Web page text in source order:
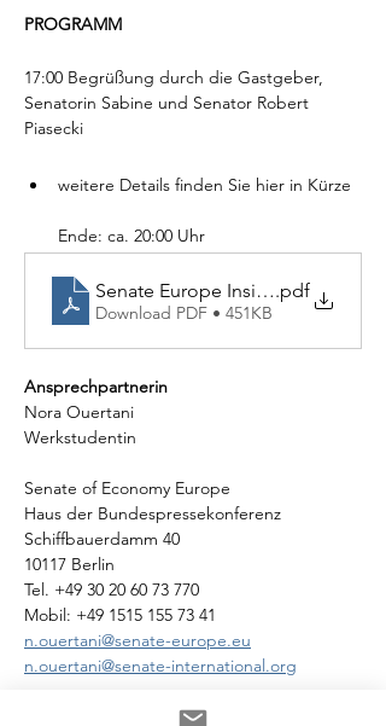
PROGRAMM
17:00 Begrüßung durch die Gastgeber,
Senatorin Sabine und Senator Robert
Piasecki
weitere Details finden Sie hier in Kürze
Ende: ca. 20:00 Uhr
Senate Europe Inside ROCK.ZONE
.pdf
Download PDF • 451KB
Ansprechpartnerin
Nora Ouertani
Werkstudentin
Senate of Economy Europe
Haus der Bundespressekonferenz
Schiffbauerdamm 40
10117 Berlin
Tel. +49 30 20 60 73 770
Mobil: +49 1515 155 73 41
n.ouertani@senate-europe.eu
n.ouertani@senate-international.org